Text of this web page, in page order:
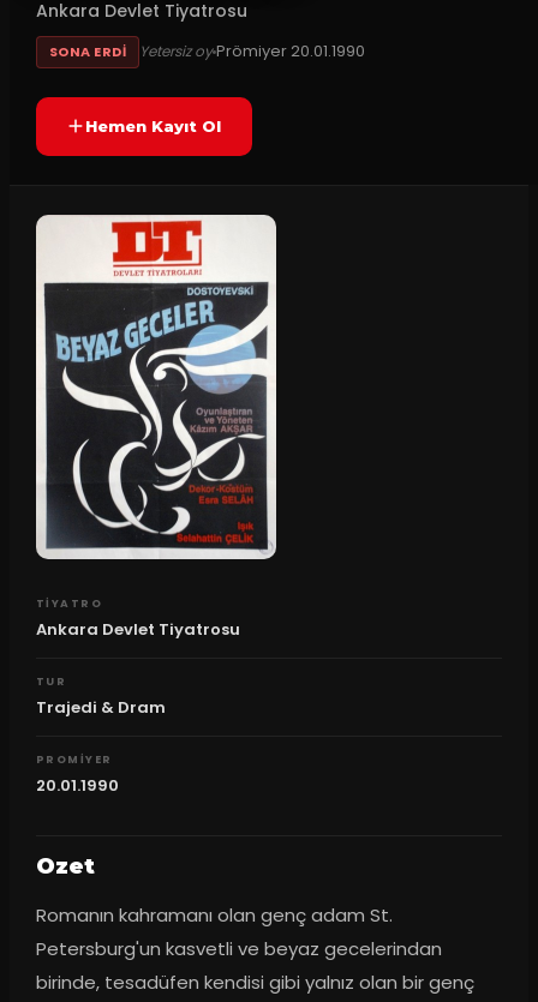
Ankara Devlet Tiyatrosu
SONA ERDI Yetersiz oyPrömiyer 20.01.1990
Hemen Kayıt Ol
TIYATRO
Ankara Devlet Tiyatrosu
TUR
Trajedi & Dram
PROMIYER
20.01.1990
Ozet
Romanın kahramanı olan genç adam St.
Petersburg'un kasvetli ve beyaz gecelerindan
birinde, tesadüfen kendisi gibi yalnız olan bir genç